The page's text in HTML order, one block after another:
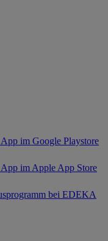
im Google Playstore
im Apple App Store
bei EDEKA